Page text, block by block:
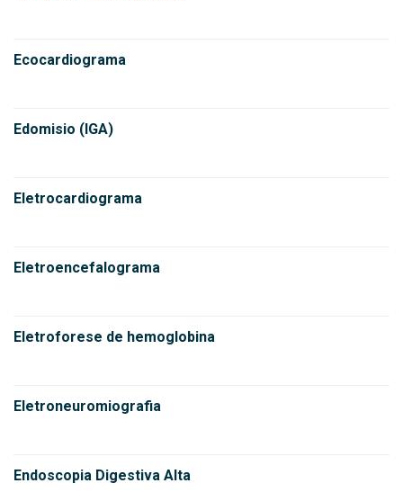
Ecocardiograma
Edomisio (IGA)
Eletrocardiograma
Eletroencefalograma
Eletroforese de hemoglobina
Eletroneuromiografia
Endoscopia Digestiva Alta